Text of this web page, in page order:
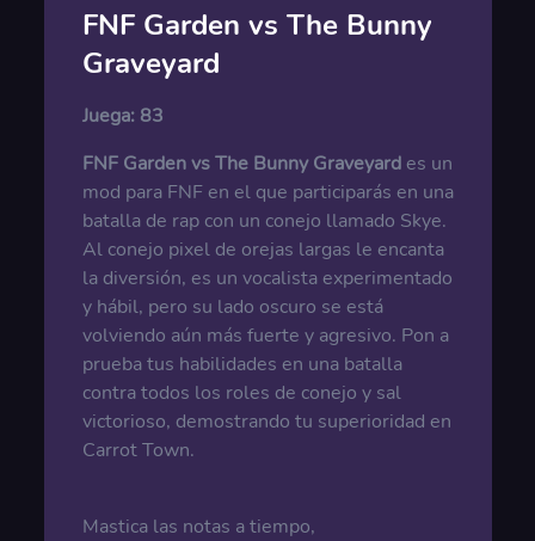
FNF Garden vs The Bunny
Graveyard
Juega: 83
FNF Garden vs The Bunny Graveyard es un
mod para FNF en el que participarás en una
batalla de rap con un conejo llamado Skye.
Al conejo pixel de orejas largas le encanta
la diversión, es un vocalista experimentado
y hábil, pero su lado oscuro se está
volviendo aún más fuerte y agresivo. Pon a
prueba tus habilidades en una batalla
contra todos los roles de conejo y sal
victorioso, demostrando tu superioridad en
Carrot Town.
Mastica las notas a tiempo,